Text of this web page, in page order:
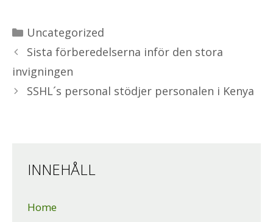
Categories
Uncategorized
Sista förberedelserna inför den stora
invigningen
SSHL´s personal stödjer personalen i Kenya
INNEHÅLL
Home